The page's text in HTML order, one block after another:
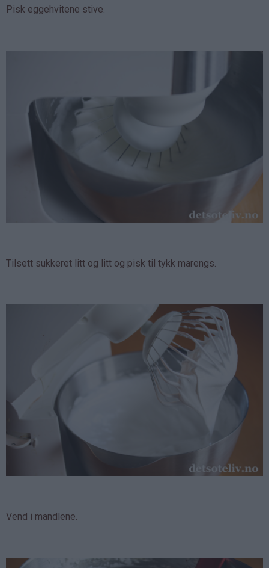
Pisk eggehvitene stive.
Tilsett sukkeret litt og litt og pisk til tykk marengs.
Vend i mandlene.